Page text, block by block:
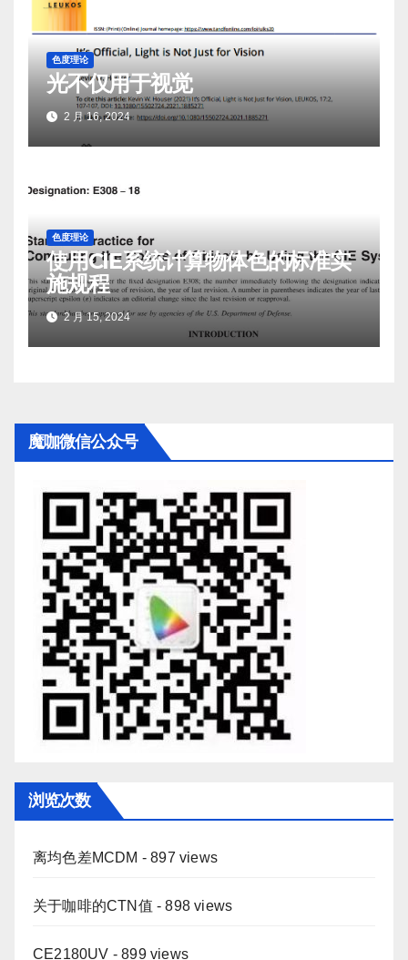
色度理论
光不仅用于视觉
2 月 16, 2024
色度理论
使用CIE系统计算物体色的标准实
施规程
2 月 15, 2024
魔咖微信公众号
浏览次数
离均色差MCDM - 897 views
关于咖啡的CTN值 - 898 views
CE2180UV - 899 views